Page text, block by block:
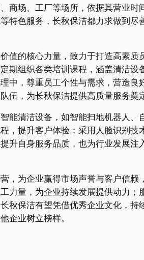
商场、工厂等场所，依据其营业
特色服务，长秋保洁都力求做到
值的核心力量，致力于打造高素
组织各类培训课程，涵盖清洁设
中，尊重员工个性与需求，营造
伍，为长秋保洁提供高质量服务奠
能清洁设备，如智能扫地机器人
，提升客户体验；采用人脸识别技
升自身服务品质，也为行业发展
，为企业赢得市场声誉与客户信
力量，为企业持续发展提供动力
秋保洁有望凭借优秀企业文化，
企业树立榜样。